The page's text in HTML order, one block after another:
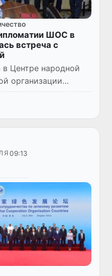
ШОС в
встреча с
Центре народной
организации
состоялась
во главе с
Инос...
09:13